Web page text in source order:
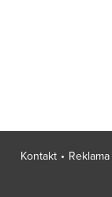
Kontakt Reklama